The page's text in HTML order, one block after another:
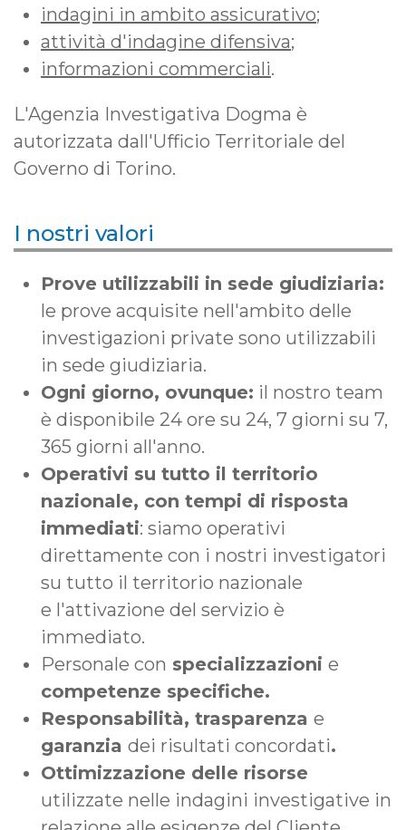
indagini in ambito assicurativo;
attività d'indagine difensiva;
informazioni commerciali.
L'Agenzia Investigativa Dogma è
autorizzata dall'Ufficio Territoriale del
Governo di Torino.
I nostri valori
Prove utilizzabili in sede giudiziaria:
le prove acquisite nell'ambito delle
investigazioni private sono utilizzabili
in sede giudiziaria.
Ogni giorno, ovunque: il nostro team
è disponibile 24 ore su 24, 7 giorni su 7,
365 giorni all'anno.
Operativi su tutto il territorio
nazionale, con tempi di risposta
immediati: siamo operativi
direttamente con i nostri investigatori
su tutto il territorio nazionale
e l'attivazione del servizio è
immediato.
Personale con specializzazioni e
competenze specifiche.
Responsabilità, trasparenza e
garanzia dei risultati concordati.
Ottimizzazione delle risorse
utilizzate nelle indagini investigative in